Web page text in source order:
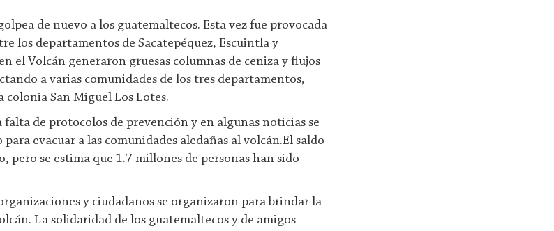
de nuevo a los guatemaltecos. Esta vez fue provocada
los departamentos de Sacatepéquez, Escuintla y
el Volcán generaron gruesas columnas de ceniza y flujos
a varias comunidades de los tres departamentos,
colonia San Miguel Los Lotes.
de protocolos de prevención y en algunas noticias se
evacuar a las comunidades aledañas al volcán.El saldo
pero se estima que 1.7 millones de personas han sido
y ciudadanos se organizaron para brindar la
La solidaridad de los guatemaltecos y de amigos